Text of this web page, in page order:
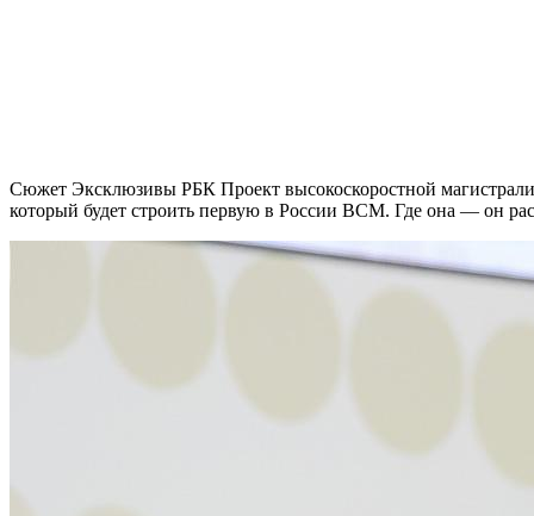
Сюжет Эксклюзивы РБК Проект высокоскоростной
который будет строить первую в России ВСМ. Где она — он